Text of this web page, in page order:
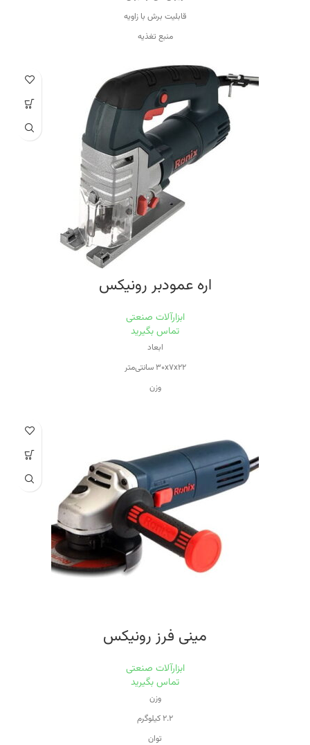
قابلیت برش با زاویه
منبع تغذیه
ویژگی سرعت دستگاه
قابلیت کنترل سرعت
ظرفیت برش در فولاد
ظرفیت برش در چوب
۱۳۰ میلی‌مت
اره عمودبر رونیکس
ابزارآلات صنعتی
تماس بگیرید
ابعاد
۳۰x۷x۲۲ سانتی‌متر
وزن
قابلیت برش با زاویه
منبع تغذیه
برق
ویژگی سرعت دستگاه
قابلیت کنترل سرعت
مینی فرز رونیکس
ابزارآلات صنعتی
تماس بگیرید
وزن
۲.۲ کیلوگرم
توان